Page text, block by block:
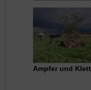
Ampfer und